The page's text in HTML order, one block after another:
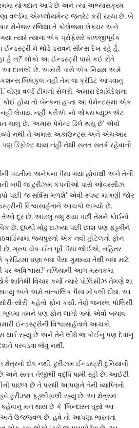
યોગદાન આપે છે અને ત્યા અભ્યાસક્રમ
વર્લ્ડમા એમ્પ્લોયમેન્ટ જનરેટ કરી રહ્યા છે. બે
મેનેજર રજિથા તે કોલેજમા લેક્ચર અને
ત્યારે ત્યાના એક પ્રોફેસરે કાળજીપૂર્વક
ઈન્ડસ્ટ્રી મેં થોડે ડરાવને સીન્સ દેખ રહે હૈ,
ન?’ લોકો આ ઈન્ડસ્ટ્રી પાસે કઈ રીતે
આ દાખલો છે. અમારી પાસે એક નિયમ અમે
બિલકુલ નહીં તેમ જ ક્રેડિટ આપવાનુ
વીણા વર્લ્ડ ટીમની સેલરી, અમારા દેશવિદેશના
કોઈ હોય તો બેન્કના હપ્તા આ પેમેન્ટસમા એક
નહીં લેવાય. નહીં કરીએ. નો એક્સક્યુઝ એટ
છે. ‘અમારુ પેમેન્ટ ડિલે થયુ છે’ એવો
નથી તે અમારા અકાઉન્ટ્સ અને એચઆર
ડિફોલ્ટ થાય નહીં તેથી સતત સતર્ક રહેવાની
પડતીમા અનેકના પૈસા ગયા હોવાથી અને તેની
બધી જ ટુરીઝમ કપનીઓ પાસે ઓવરસીઝ
પછી જ સર્વિસ મળશે’ એવી સ્પષ્ટ માગણી જોર
વિશ્વાસાર્હતાને આચકો લાગ્યો છે.
તેઓ દૂર છે, આટલુ બધુ થયા પછી તેમને કોઈનો
છે. દૂધથી મોઢુ દાઝ્યા પછી છાશ પણ ફડ્ઢકીને
જયપુરની એક નવી હોટેલનો ફોન
છે, ગ્રુપ ચેક-ઈન પૂર્વે પૈસા જોઈએ, નહિતર
ઘણા બધા પૈસા ગુમાવ્યા તેથી બધા માટે
અવિશ્વાસ?’ તળિયાની આગ મસ્તકમા
વિચાર કર્યો ત્યારે પોલિસીઝ તેમણે શા
અને અમે તાત્કાલિક પૈસા મોકલી દીધા. આ
સોરી’ કહેતો ફોન કર્યો. તેણે જનરલ પોલિસી
ભૂલમા તમને પણ ફોન લાગી ગયો એવો બચાવ
ઈન્ડસ્ટ્રીની વિશ્વાસાર્હતાને આચકો
થઈ રહ્યુ છે અને તેને લીધે જ કોઈનુ પણ દેવાળુ
પરવડવા જેવુ નથી.
દોષ નથી. ટુરીઝમ ઈન્ડસ્ટ્રી દુનિયાની
અને સતત તેજીથી વૃદ્ધિ પામી રહી છે. આઈટી
પાછળ છે તે પરથી આપણને તેની વ્યાપ્તિનો
ટુરીઝમ ફડ્ઢલીફાલી રહ્યુ છે. આ ક્ષેત્રમા
મન થાય છે કે ‘બિન્દાસ્ત ઘૂસો આ
અને ઉજ્જ્વળ છે. હવે તો આપણા ભારતના